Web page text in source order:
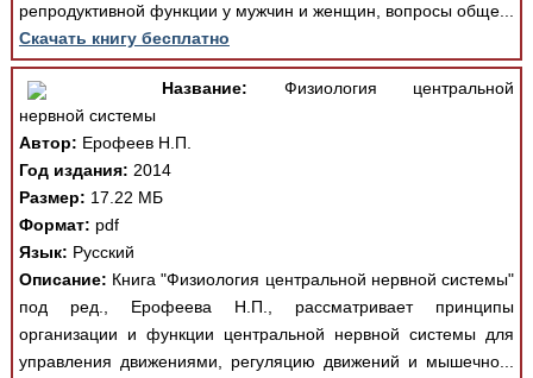
репродуктивной функции у мужчин и женщин, вопросы обще...
Скачать книгу бесплатно
Название: Физиология центральной
нервной системы
Автор: Ерофеев Н.П.
Год издания: 2014
Размер: 17.22 МБ
Формат: pdf
Язык: Русский
Описание: Книга "Физиология центральной нервной системы"
под ред., Ерофеева Н.П., рассматривает принципы
организации и функции центральной нервной системы для
управления движениями, регуляцию движений и мышечно...